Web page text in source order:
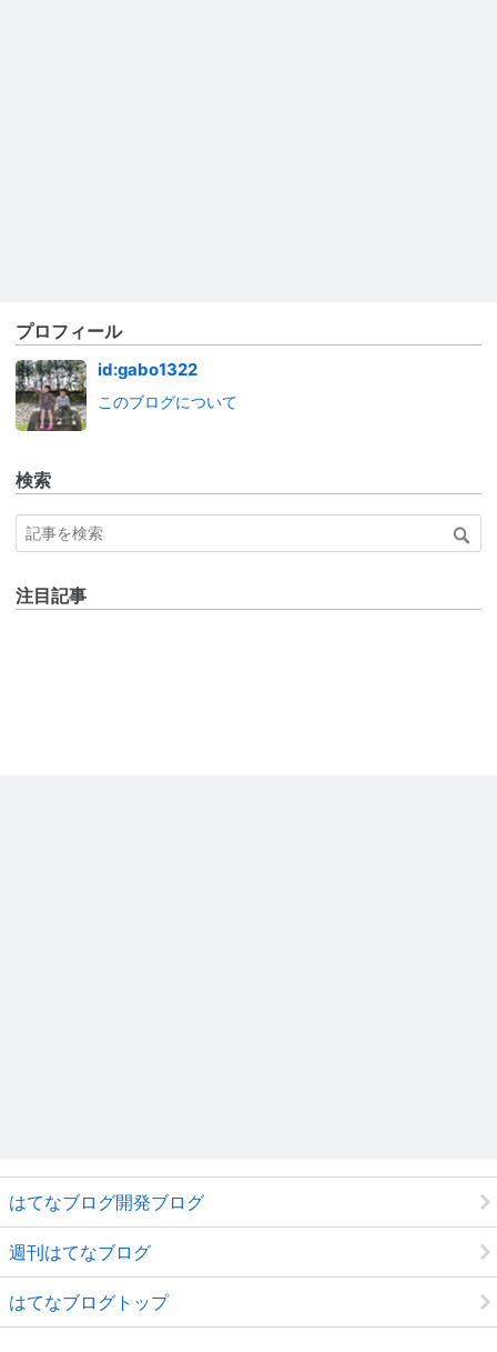
プロフィール
id:gabo1322
このブログについて
検索
注目記事
はてなブログ開発ブログ
週刊はてなブログ
はてなブログトップ